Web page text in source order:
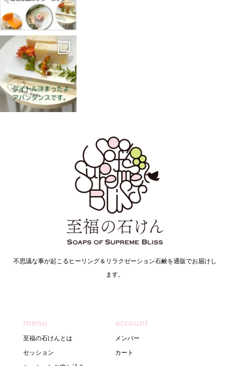
不思議な事が起こるヒーリング＆リラクゼーション石鹸を通販でお届けし
ます。
menu
至福の石けんとは
セッション
account
メンバー
カート